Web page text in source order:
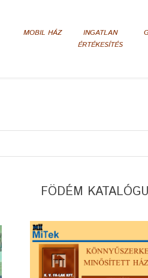
MOBIL HÁZ
INGATLAN
ÉRTÉKESÍTÉS
FÖDÉM